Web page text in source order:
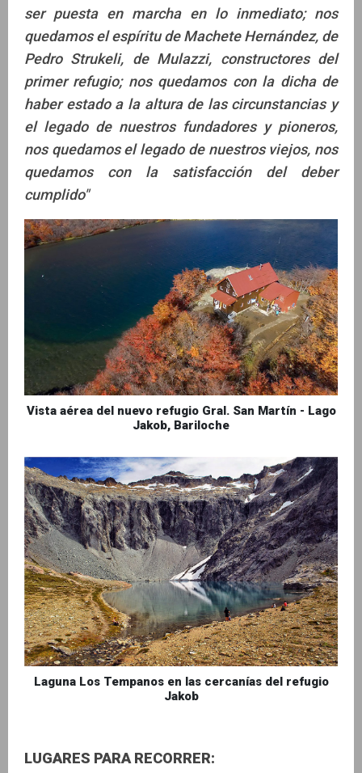
ser puesta en marcha en lo inmediato; nos
quedamos el espíritu de Machete Hernández, de
Pedro Strukeli, de Mulazzi, constructores del
primer refugio; nos quedamos con la dicha de
haber estado a la altura de las circunstancias y
el legado de nuestros fundadores y pioneros,
nos quedamos el legado de nuestros viejos, nos
quedamos con la satisfacción del deber
cumplido"
Vista aérea del nuevo refugio Gral. San Martín - Lago
Jakob, Bariloche
Laguna Los Tempanos en las cercanías del refugio
Jakob
LUGARES PARA RECORRER: